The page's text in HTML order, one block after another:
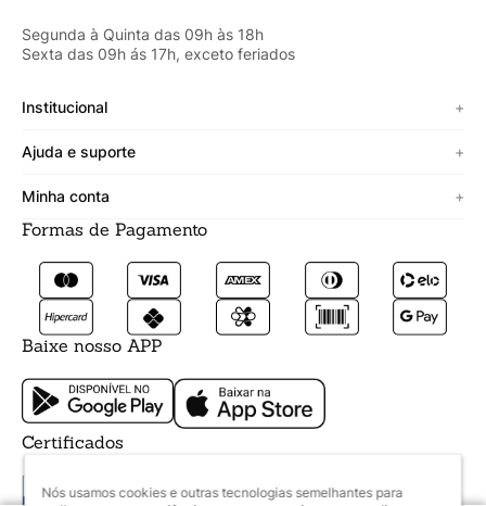
Nós usamos cookies e outras tecnologias semelhantes para
Segunda à Quinta das 09h às 18h
Sexta das 09h ás 17h, exceto feriados
Institucional +
Sobre a Cicero
Fale conosco
Ajuda e suporte +
Termos de uso
Política de segurança
Prazos de entrega
Formas de pagamento
Minha conta +
Meus Dados
Meus Pedidos
Meus Favoritos
Formas de Pagamento
Baixe nosso APP
Certificados